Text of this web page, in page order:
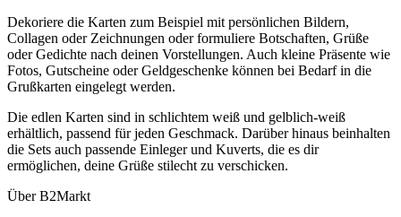
Dekoriere die Karten zum Beispiel mit persönlichen Bildern,
Collagen oder Zeichnungen oder formuliere Botschaften, Grüße
oder Gedichte nach deinen Vorstellungen. Auch kleine Präsente wie
Fotos, Gutscheine oder Geldgeschenke können bei Bedarf in die
Grußkarten eingelegt werden.
Die edlen Karten sind in schlichtem weiß und gelblich-weiß
erhältlich, passend für jeden Geschmack. Darüber hinaus beinhalten
die Sets auch passende Einleger und Kuverts, die es dir
ermöglichen, deine Grüße stilecht zu verschicken.
Über B2Markt